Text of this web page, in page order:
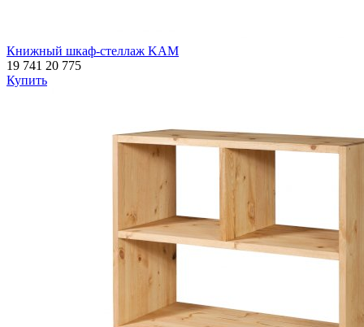
Книжный шкаф-стеллаж KAM
19 741 20 775
Купить